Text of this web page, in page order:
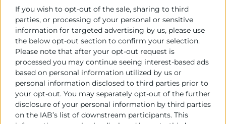
If you wish to opt-out of the sale, sharing to third
parties, or processing of your personal or sensitive
information for targeted advertising by us, please use
the below opt-out section to confirm your selection.
Please note that after your opt-out request is
processed you may continue seeing interest-based ads
based on personal information utilized by us or
personal information disclosed to third parties prior to
your opt-out. You may separately opt-out of the further
disclosure of your personal information by third parties
on the IAB’s list of downstream participants. This
València sobre l’evolució dels preus internacionals de
matèries primeres -energia, metalls, matèries
primeres naturals i alimentació-, així com els preus
internacionals de transport marítim i les perspectives
per a la logística internacional. Les prediccions
apunten a una normalització de les cadenes de
subministrament i de logística, així com una correcció
a la baixa dels preus dels metalls, matèries primeres i
alimentació, mentre que els costos energètics,
encara que baixen al setembre i octubre, es